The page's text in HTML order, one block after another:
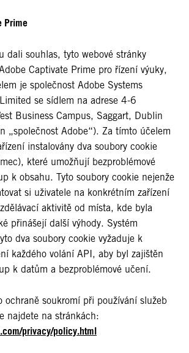
Prime
dali souhlas, tyto webové stránky
Captivate Prime pro řízení výuky,
je společnost Adobe Systems
se sídlem na adrese 4-6
Business Campus, Saggart, Dublin
„společnost Adobe“). Za tímto účelem
instalovány dva soubory cookie
které umožňují bezproblémové
k obsahu. Tyto soubory cookie nejenže
si uživatele na konkrétním zařízení
aktivitě od místa, kde byla
přinášejí další výhody. Systém
dva soubory cookie vyžaduje k
každého volání API, aby byl zajištěn
k datům a bezproblémové učení.
ochraně soukromí při používání služeb
najdete na stránkách:
privacy/policy.html